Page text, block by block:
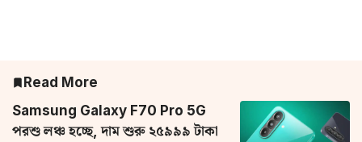
Read More
Samsung Galaxy F70 Pro 5G
পরশু লঞ্চ হচ্ছে, দাম শুরু ২৫৯৯৯ টাকা